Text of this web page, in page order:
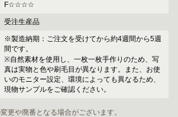
F☆☆☆☆
受注生産品
※製造納期：ご注文を受けてから約4週間から5週
間です。
※自然素材を使用し、一枚一枚手作りのため、写
真は実物と色や刷毛目が異なります。また、お使
いのモニター設定、環境によっても異なるため、
現物サンプルをご確認ください。
更や廃番となる場合がございます。